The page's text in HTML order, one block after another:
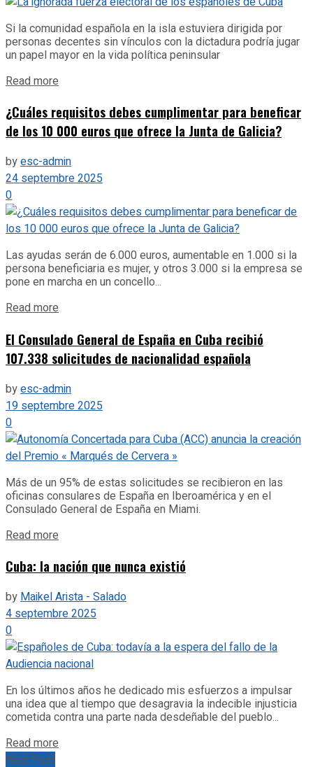
Si la comunidad española en la isla estuviera dirigida por
personas decentes sin vínculos con la dictadura podría jugar
un papel mayor en la vida política peninsular
Read more
¿Cuáles requisitos debes cumplimentar para beneficar
de los 10 000 euros que ofrece la Junta de Galicia?
byesc-admin
24 septembre 2025
0
Las ayudas serán de 6.000 euros, aumentable en 1.000 si la
persona beneficiaria es mujer, y otros 3.000 si la empresa se
pone en marcha en un concello...
Read more
El Consulado General de España en Cuba recibió
107.338 solicitudes de nacionalidad española
byesc-admin
19 septembre 2025
0
Más de un 95% de estas solicitudes se recibieron en las
oficinas consulares de España en Iberoamérica y en el
Consulado General de España en Miami.
Read more
Cuba: la nación que nunca existió
byMaikel Arista - Salado
4 septembre 2025
0
En los últimos años he dedicado mis esfuerzos a impulsar
una idea que al tiempo que desagravia la indecible injusticia
cometida contra una parte nada desdeñable del pueblo...
Read more
Next Post